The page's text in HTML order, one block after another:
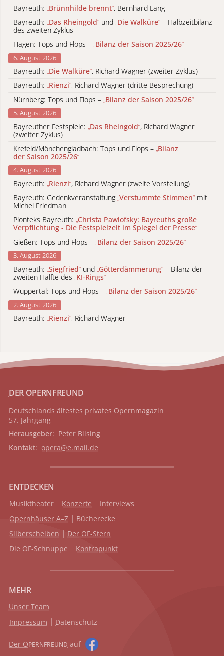
Bayreuth: „Brünnhilde brennt“, Bernhard Lang
Bayreuth: „Das Rheingold“ und „Die Walküre“ – Halbzeitbilanz
des zweiten Zyklus
Hagen: Tops und Flops – „Bilanz der Saison 2025/26“
6. August 2026
Bayreuth: „Die Walküre“, Richard Wagner (zweiter Zyklus)
Bayreuth: „Rienzi“, Richard Wagner (dritte Besprechung)
Nürnberg: Tops und Flops – „Bilanz der Saison 2025/26“
5. August 2026
Bayreuther Festspiele: „Das Rheingold“, Richard Wagner
(zweiter Zyklus)
Krefeld/Mönchengladbach: Tops und Flops – „Bilanz
der Saison 2025/26“
4. August 2026
Bayreuth: „Rienzi“, Richard Wagner (zweite Vorstellung)
Bayreuth: Gedenkveranstaltung „Verstummte Stimmen“ mit
Michel Friedman
Pionteks Bayreuth: „Christa Pawlofsky: Bayreuths große
Verpflichtung - Die Festspielzeit im Spiegel der Presse“
Gießen: Tops und Flops – „Bilanz der Saison 2025/26“
3. August 2026
Bayreuth: „Siegfried“ und „Götterdämmerung“ – Bilanz der
zweiten Hälfte des „KI-Rings“
Wuppertal: Tops und Flops – „Bilanz der Saison 2025/26“
2. August 2026
Bayreuth: „Rienzi“, Richard Wagner
DER OPERNFREUND
Deutschlands ältestes privates Opernmagazin
57. Jahrgang
Herausgeber: Peter Bilsing
Kontakt: opera@e.mail.de
ENTDECKEN
Musiktheater Konzerte
Interviews
Opernhäuser A–Z
Bücherecke
Silberscheiben
Der OF-Stern
Die OF-Schnuppe
Kontrapunkt
MEHR
Unser Team
Impressum
Datenschutz
Der OPERNFREUND auf